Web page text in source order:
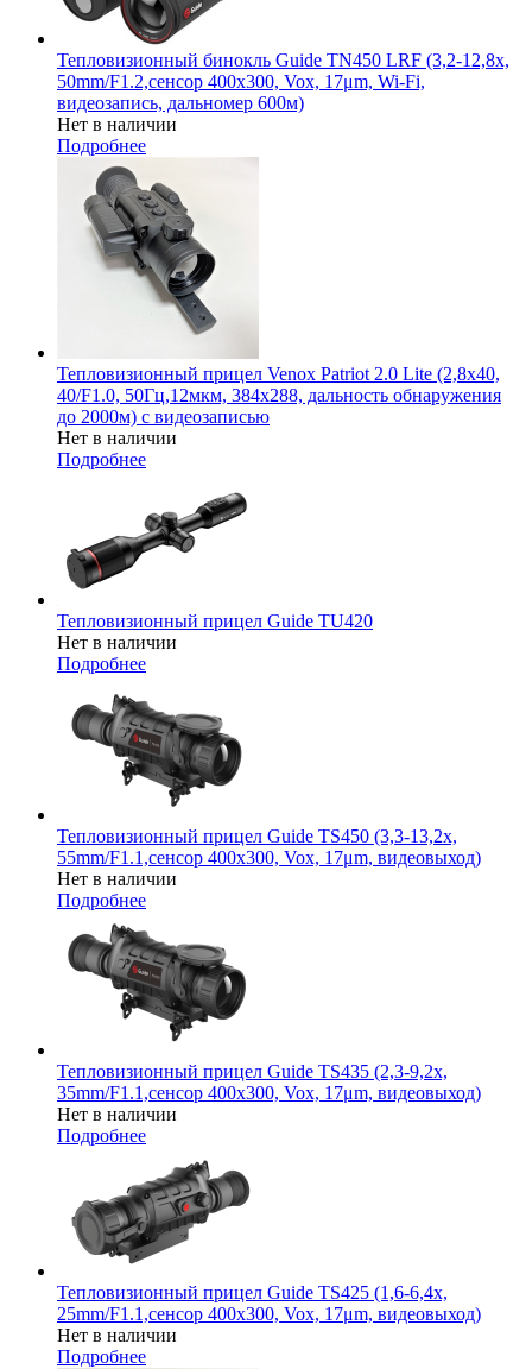
Тепловизионный бинокль Guide TN450 LRF (3,2-12,8x,
50mm/F1.2,сенсор 400х300, Vox, 17μm, Wi-Fi,
видеозапись, дальномер 600м)
Нет в наличии
Подробнее
Тепловизионный прицел Venox Patriot 2.0 Lite (2,8x40,
40/F1.0, 50Гц,12мкм, 384х288, дальность обнаружения
до 2000м) c видеозаписью
Нет в наличии
Подробнее
Тепловизионный прицел Guide TU420
Нет в наличии
Подробнее
Тепловизионный прицел Guide TS450 (3,3-13,2x,
55mm/F1.1,сенсор 400х300, Vox, 17μm, видеовыход)
Нет в наличии
Подробнее
Тепловизионный прицел Guide TS435 (2,3-9,2x,
35mm/F1.1,сенсор 400х300, Vox, 17μm, видеовыход)
Нет в наличии
Подробнее
Тепловизионный прицел Guide TS425 (1,6-6,4x,
25mm/F1.1,сенсор 400х300, Vox, 17μm, видеовыход)
Нет в наличии
Подробнее